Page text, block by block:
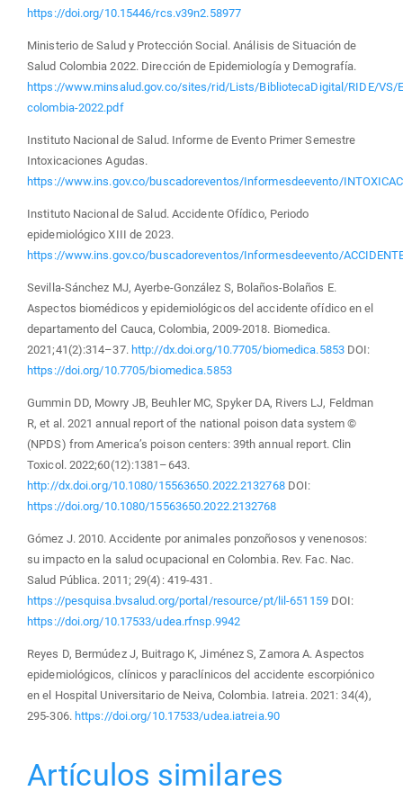
https://doi.org/10.15446/rcs.v39n2.58977
Ministerio de Salud y Protección Social. Análisis de Situación de
Salud Colombia 2022. Dirección de Epidemiología y Demografía.
https://www.minsalud.gov.co/sites/rid/Lists/BibliotecaDigital/RIDE/VS/
colombia-2022.pdf
Instituto Nacional de Salud. Informe de Evento Primer Semestre
Intoxicaciones Agudas.
https://www.ins.gov.co/buscadoreventos/Informesdeevento/
Instituto Nacional de Salud. Accidente Ofídico, Periodo
epidemiológico XIII de 2023.
https://www.ins.gov.co/buscadoreventos/Informesdeevento/
Sevilla-Sánchez MJ, Ayerbe-González S, Bolaños-Bolaños E.
Aspectos biomédicos y epidemiológicos del accidente ofídico en el
departamento del Cauca, Colombia, 2009-2018. Biomedica.
2021;41(2):314–37. http://dx.doi.org/10.7705/biomedica.5853DOI:
https://doi.org/10.7705/biomedica.5853
Gummin DD, Mowry JB, Beuhler MC, Spyker DA, Rivers LJ, Feldman
R, et al. 2021 annual report of the national poison data system ©
(NPDS) from America’s poison centers: 39th annual report. Clin
Toxicol. 2022;60(12):1381–643.
http://dx.doi.org/10.1080/15563650.2022.2132768DOI:
https://doi.org/10.1080/15563650.2022.2132768
Gómez J. 2010. Accidente por animales ponzoñosos y venenosos:
su impacto en la salud ocupacional en Colombia. Rev. Fac. Nac.
Salud Pública. 2011; 29(4): 419-431.
https://pesquisa.bvsalud.org/portal/resource/pt/lil-651159DOI:
https://doi.org/10.17533/udea.rfnsp.9942
Reyes D, Bermúdez J, Buitrago K, Jiménez S, Zamora A. Aspectos
epidemiológicos, clínicos y paraclínicos del accidente escorpiónico
en el Hospital Universitario de Neiva, Colombia. Iatreia. 2021: 34(4),
295-306. https://doi.org/10.17533/udea.iatreia.90
Artículos similares